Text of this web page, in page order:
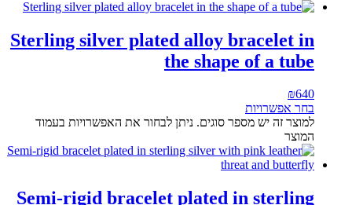
Sterling silver plated alloy bracelet in
the shape of a tube
₪640
בחר אפשרויות
למוצר זה יש מספר סוגים. ניתן לבחור את האפשרויות בעמוד
המוצר
Semi-rigid bracelet plated in sterling